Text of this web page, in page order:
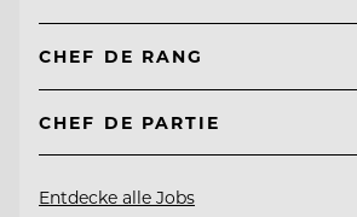
CHEF DE RANG
CHEF DE PARTIE
Entdecke alle Jobs